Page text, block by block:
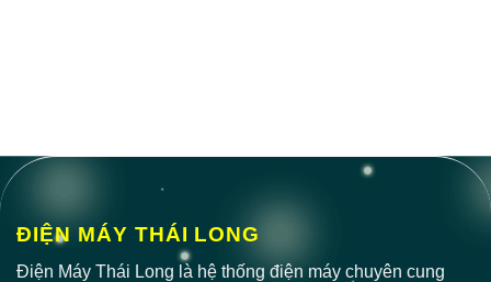
ĐIỆN MÁY THÁI LONG
Điện Máy Thái Long là hệ thống điện máy chuyên cung